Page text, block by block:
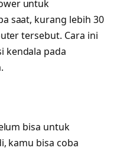
untuk
saat, kurang lebih 30
tersebut. Cara ini
kendala pada
bisa untuk
kamu bisa coba